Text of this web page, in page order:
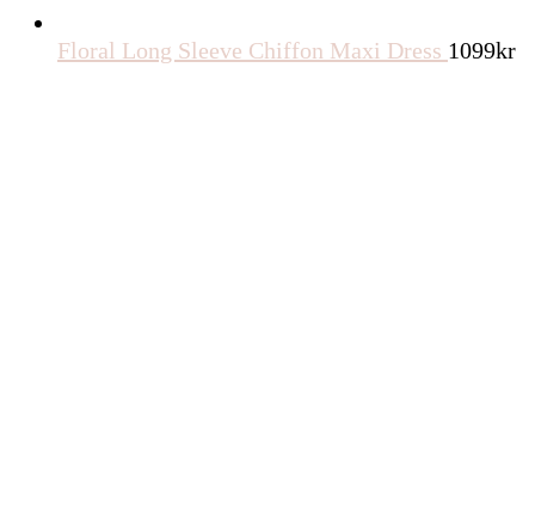
Floral Long Sleeve Chiffon Maxi Dress 1099kr